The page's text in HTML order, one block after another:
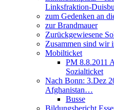
Linksfraktion-
zum Gedenken an
zur Brandmauer
Zurückgewiesene
Zusammen sind wir
Mobilticket
PM 8.8.2011
Sozialticket
Nach Bonn: 3.Dez
Afghanistan…
Busse
Bildungsbericht